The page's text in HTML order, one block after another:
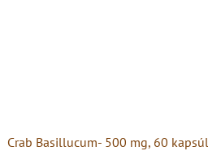
Crab Basillucum- 500 mg, 60 kapsúl